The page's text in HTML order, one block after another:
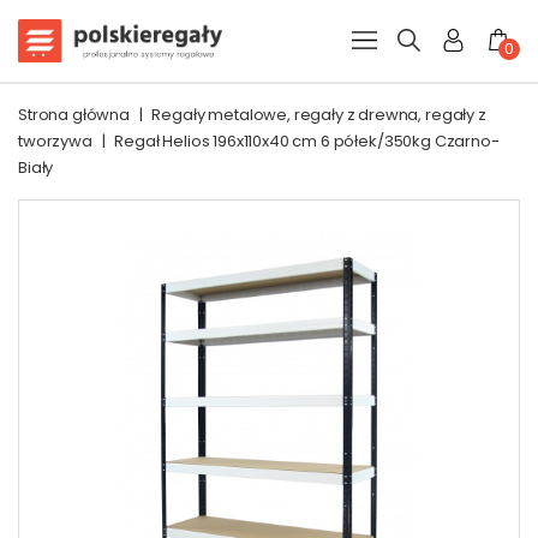
0
Strona główna | Regały metalowe, regały z drewna, regały z
tworzywa | Regał Helios 196x110x40 cm 6 półek/350kg Czarno-
Biały